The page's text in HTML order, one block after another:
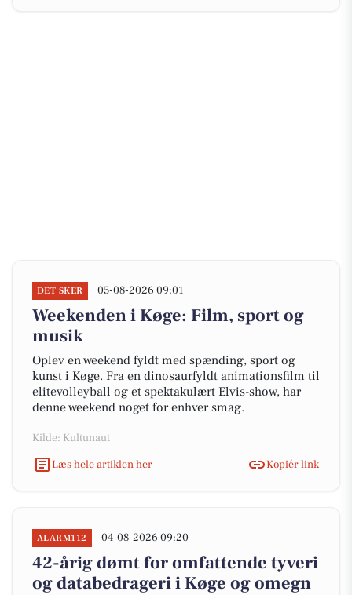
DET SKER 05-08-2026 09:01
Weekenden i Køge: Film, sport og
musik
Oplev en weekend fyldt med spænding, sport og
kunst i Køge. Fra en dinosaurfyldt animationsfilm til
elitevolleyball og et spektakulært Elvis-show, har
denne weekend noget for enhver smag.
Kilde: Kultunaut
Læs hele artiklen her
Kopiér link
ALARM112 04-08-2026 09:20
42-årig dømt for omfattende tyveri
og databedrageri i Køge og omegn